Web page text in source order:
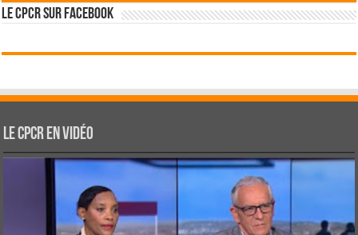
Le CPCR sur Facebook
Le CPCR en vidéo